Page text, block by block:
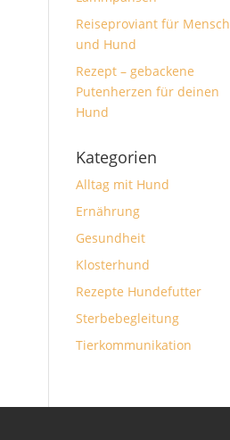
Reiseproviant für Mensch
und Hund
Rezept – gebackene
Putenherzen für deinen
Hund
Kategorien
Alltag mit Hund
Ernährung
Gesundheit
Klosterhund
Rezepte Hundefutter
Sterbebegleitung
Tierkommunikation